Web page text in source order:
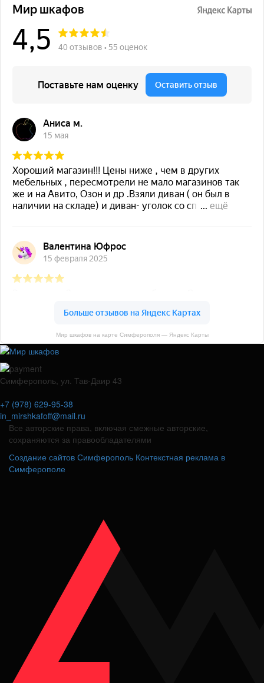
Мир шкафов на карте Симферополя — Яндекс Карты
Симферополь, ул. Тав-Даир 43
+7 (978) 629-95-38
in_mirshkafoff@mail.ru
Все авторские права, включая смежные авторские,
сохраняются за правообладателями
Создание сайтов Симферополь Контекстная реклама в
Симферополе